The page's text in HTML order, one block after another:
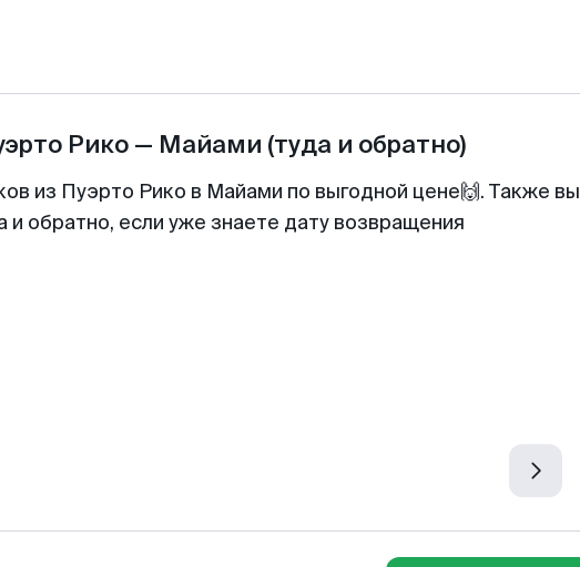
Рико— Майами (туда и обратно)
из Пуэрто Рико в Майами по выгодной цене🙌. Также вы
обратно, если уже знаете дату возвращения